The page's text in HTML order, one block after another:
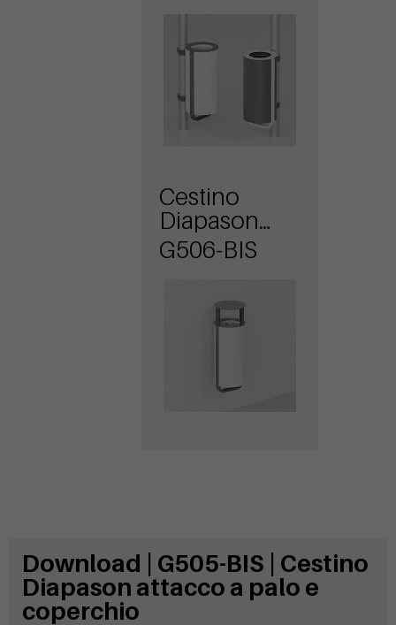
Cestino
Diapason
attacco a
G506-BIS
Download | G505-BIS | Cestino
Diapason attacco a palo e
coperchio